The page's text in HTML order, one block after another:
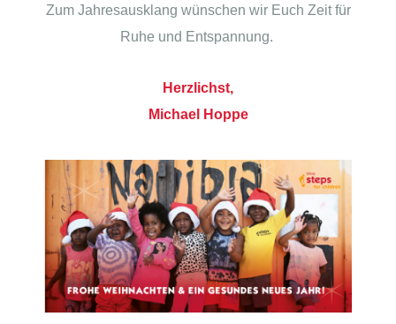
Zum Jahresausklang wünschen wir Euch Zeit für
Ruhe und Entspannung.
Herzlichst,
Michael Hoppe